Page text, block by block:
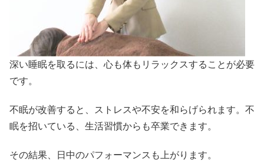
深い睡眠を取るには、心も体もリラックスすることが必要
です。
不眠が改善すると、ストレスや不安を和らげられます。不
眠を招いている、生活習慣からも卒業できます。
その結果、日中のパフォーマンスも上がります。